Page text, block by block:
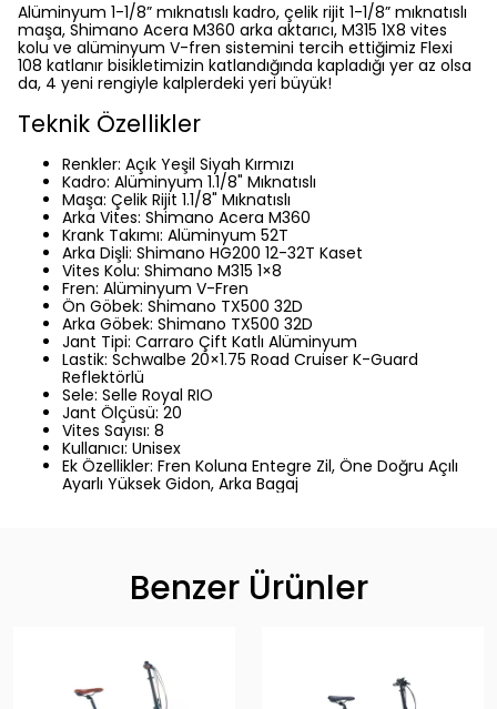
Alüminyum 1-1/8” mıknatıslı kadro, çelik rijit 1-1/8” mıknatıslı
maşa, Shimano Acera M360 arka aktarıcı, M315 1X8 vites
kolu ve alüminyum V-fren sistemini tercih ettiğimiz Flexi
108 katlanır bisikletimizin katlandığında kapladığı yer az olsa
da, 4 yeni rengiyle kalplerdeki yeri büyük!
Teknik Özellikler
Renkler: Açık Yeşil Siyah Kırmızı
Kadro: Alüminyum 1.1/8" Mıknatıslı
Maşa: Çelik Rijit 1.1/8" Mıknatıslı
Arka Vites: Shimano Acera M360
Krank Takımı: Alüminyum 52T
Arka Dişli: Shimano HG200 12-32T Kaset
Vites Kolu: Shimano M315 1×8
Fren: Alüminyum V-Fren
Ön Göbek: Shimano TX500 32D
Arka Göbek: Shimano TX500 32D
Jant Tipi: Carraro Çift Katlı Alüminyum
Lastik: Schwalbe 20×1.75 Road Cruiser K-Guard
Reflektörlü
Sele: Selle Royal RIO
Jant Ölçüsü: 20
Vites Sayısı: 8
Kullanıcı: Unisex
Ek Özellikler: Fren Koluna Entegre Zil, Öne Doğru Açılı
Ayarlı Yüksek Gidon, Arka Bagaj
Benzer Ürünler